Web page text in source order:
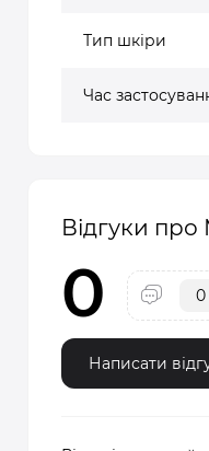
Тип шкіри
Час
Відгуки про
0 0
Написати